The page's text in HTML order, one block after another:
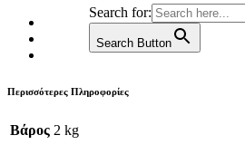
Search for:
Search Button
Περισσότερες Πληροφορίες
Βάρος 2 kg